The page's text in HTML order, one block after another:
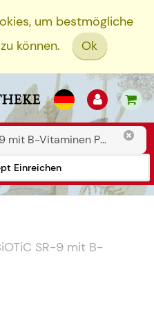
um bestmögliche
können.
Ok
Einreichen
SR-9 mit B-